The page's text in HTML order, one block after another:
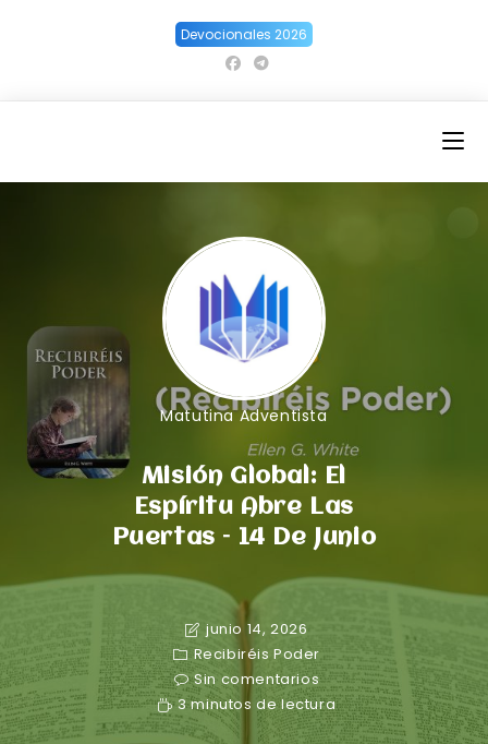
Devocionales 2026
Matutina Adventista
Misión Global: El
Espíritu Abre Las
Puertas – 14 De Junio
junio 14, 2026
Recibiréis Poder
Sin comentarios
3 minutos de lectura